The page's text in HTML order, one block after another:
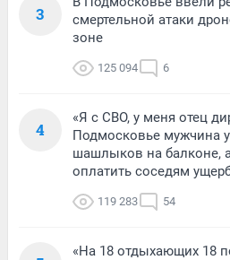
3
смертельной атаки
зоне
125 094 6
4
«Я с СВО, у меня отец
Подмосковье мужчина
шашлыков на балконе,
оплатить соседям
119 283 54
«На 18 отдыхающих 18